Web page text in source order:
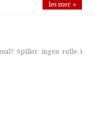
les mer »
Spiller ingen rolle i